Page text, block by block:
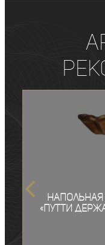
«Путти